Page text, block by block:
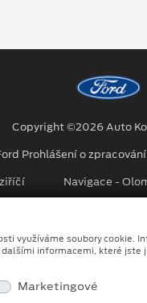
Copyright ©2026 Auto
Prohlášení o
Navigace -
fotografií či
využíváme soubory cookie.
informacemi, které
Marketingové